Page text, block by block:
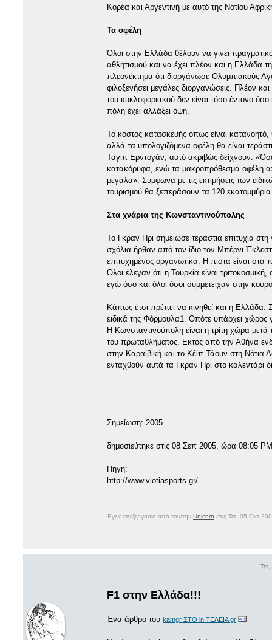
Κορέα και Αργεντινή με αυτό της Νοτίου
Τα οφέλη
Όλοι στην Ελλάδα θέλουν να γίνει
αθλητισμού και να έχει πλέον και η Ελλάδα
πλεονέκτημα ότι διοργάνωσε Ολυμπιακούς
φιλοξενήσει μεγάλες διοργανώσεις. Πλέον
του κυκλοφοριακού δεν είναι τόσο έντονο
πόλη έχει αλλάξει όψη.
Το κόστος κατασκευής όπως είναι
αλλά τα υπολογιζόμενα οφέλη θα είναι
Ταγίπ Ερντογάν, αυτό ακριβώς δείχνουν.
κατακόρυφα, ενώ τα μακροπρόθεσμα οφέλη
μεγάλα». Σύμφωνα με τις εκτιμήσεις των
τουρισμού θα ξεπεράσουν τα 120
Στα χνάρια της Κωνσταντινούπολης
Το Γκραν Πρι σημείωσε τεράστια επιτυχία
σχόλια ήρθαν από τον ίδιο τον Μπέρνι
επιτυχημένος οργανωτικά. Η πίστα είναι
Όλοι έλεγαν ότι η Τουρκία είναι
εγώ όσο και όλοι όσοι συμμετείχαν στην
Κάπως έτσι πρέπει να κινηθεί και η Ελλάδα.
ειδικά της Φόρμουλα1. Οπότε υπάρχει χώρος
Η Κωνσταντινούπολη είναι η τρίτη χώρα
του πρωταθλήματος. Εκτός από την Αθήνα
στην Καραϊβική και το Κέϊπ Τάουν στη Νότια
ενταχθούν αυτά τα Γκραν Πρι στο καλεντάρι
Σημείωση: 2005
δημοσιεύτηκε στις 08 Σεπ 2005, ώρα 08:05
Πηγή:
http://www.viotiasports.gr/
Έγινε επεξεργασία από τον/την Unicorn στις Τετ, 05 Οκτ
F1 στην Ελλάδα!!!
Ένα άρθρο του kamgr ΣΤΟ in ΤΕΛΕΙΑ gr